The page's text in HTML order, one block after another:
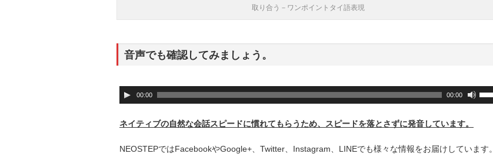
取り合う－ワンポイントタイ語表現
音声でも確認してみましょう。
音
声
プ
ー
00:00 00:00
ボ
リ
ム
ネイティブの自然な会話スピードに慣れてもらうため、スピードを落とさずに発音しています。
NEOSTEPではFacebookやGoogle+、Twitter、Instagram、LINEでも様々な情報をお届けしています。